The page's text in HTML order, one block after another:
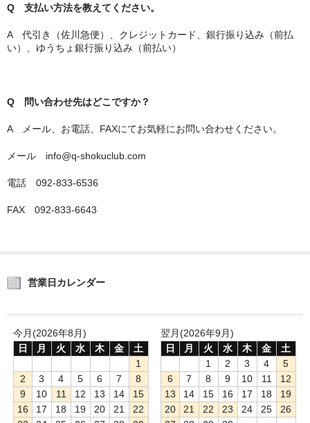
Q 支払い方法を教えてください。
A 代引き（佐川急便）、クレジットカード、銀行振り込み（前払
い）、ゆうちょ銀行振り込み（前払い）
Q 問い合わせ先はどこですか？
A メール、お電話、FAXにてお気軽にお問い合わせください。
メール info@q-shokuclub.com
電話 092-833-6536
FAX 092-833-6643
営業日カレンダー
今月(2026年8月)
日
月 火 水 木 金
土
1
2
3 4 5 6 7
8
9
10 11 12 13 14
15
16
17 18 19 20 21
22
翌月(2026年9月)
日
月 火 水 木 金
土
1
2 3 4
5
6
7 8 9 10 11
12
13
14 15 16 17 18
19
20
21 22 23 24 25
26